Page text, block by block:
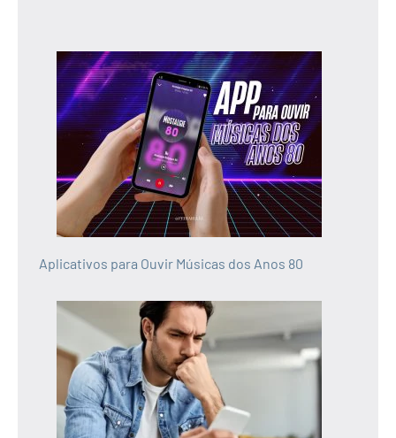
Aplicativos para Ouvir Músicas dos Anos 80